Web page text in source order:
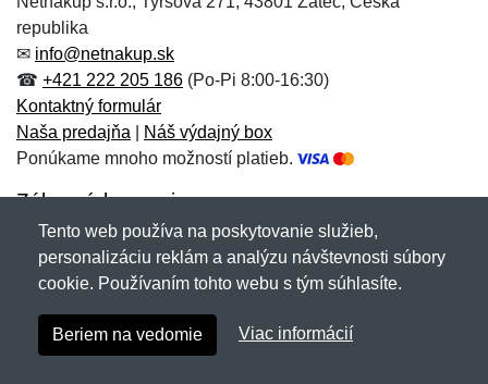
republika
✉ info@netnakup.sk
☎ +421 222 205 186 (Po-Pi 8:00-16:30)
Kontaktný formulár
Naša predajňa
Náš výdajný box
Ponúkame mnoho možností platieb.
Zákaznícky servis
Novinky emailom
Copyright © 2007-2026 (19 rokov s vami)Netnakup.sk
NetIQ. Všetky práva vyhradené.
Tento web používa na poskytovanie služieb,
personalizáciu reklám a analýzu návštevnosti súbory
cookie. Používaním tohto webu s tým súhlasíte.
Beriem na vedomie Viac informácií